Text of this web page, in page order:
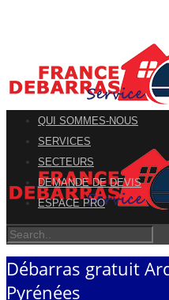
QUI SOMMES-NOUS
SERVICES
SECTEURS
DEMANDE DE DEVIS
ESPACE PRO
Débarras gratuit
Pyrénées